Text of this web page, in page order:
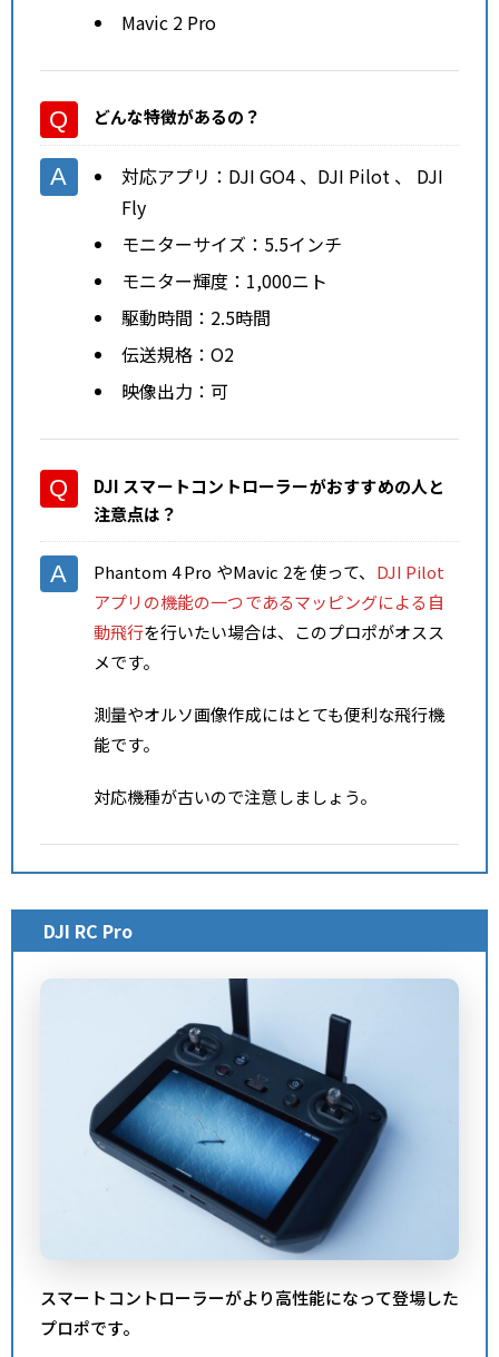
Mavic 2 Pro
どんな特徴があるの？
対応アプリ：DJI GO4 、DJI Pilot 、 DJI
Fly
モニターサイズ：5.5インチ
モニター輝度：1,000ニト
駆動時間：2.5時間
伝送規格：O2
映像出力：可
DJI スマートコントローラーがおすすめの人と
注意点は？
Phantom 4 Pro やMavic 2を使って、 DJI Pilot
アプリの機能の一つであるマッピングによる自
動飛行を行いたい場合は、このプロポがオスス
メです。
測量やオルソ画像作成にはとても便利な飛行機
能です。
対応機種が古いので注意しましょう。
DJI RC Pro
スマートコントローラーがより高性能になって登場した
プロポです。